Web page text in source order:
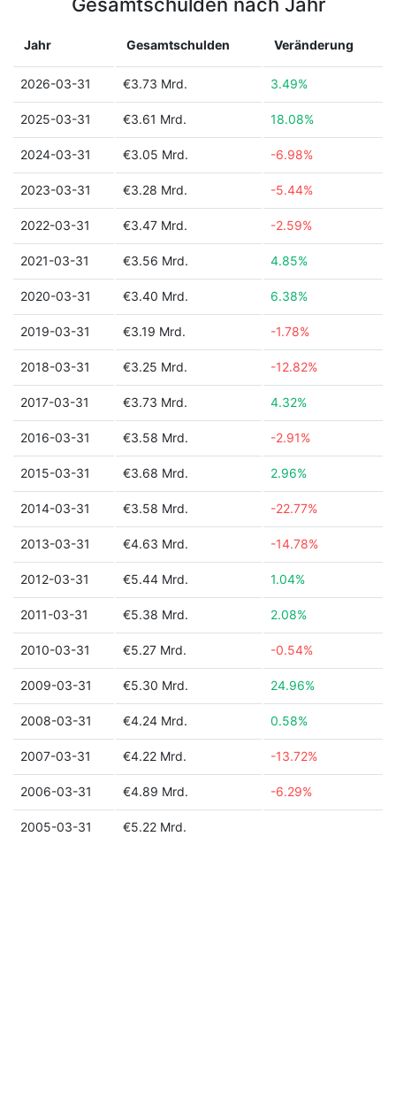
Jahr Gesamtschulden Veränderung
2026-03-31 €3.73 Mrd. 3.49%
2025-03-31 €3.61 Mrd. 18.08%
2024-03-31 €3.05 Mrd. -6.98%
2023-03-31 €3.28 Mrd. -5.44%
2022-03-31 €3.47 Mrd. -2.59%
2021-03-31 €3.56 Mrd. 4.85%
2020-03-31 €3.40 Mrd. 6.38%
2019-03-31 €3.19 Mrd. -1.78%
2018-03-31 €3.25 Mrd. -12.82%
2017-03-31 €3.73 Mrd. 4.32%
2016-03-31 €3.58 Mrd. -2.91%
2015-03-31 €3.68 Mrd. 2.96%
2014-03-31 €3.58 Mrd. -22.77%
2013-03-31 €4.63 Mrd. -14.78%
2012-03-31 €5.44 Mrd. 1.04%
2011-03-31 €5.38 Mrd. 2.08%
2010-03-31 €5.27 Mrd. -0.54%
2009-03-31 €5.30 Mrd. 24.96%
2008-03-31 €4.24 Mrd. 0.58%
2007-03-31 €4.22 Mrd. -13.72%
2006-03-31 €4.89 Mrd. -6.29%
2005-03-31 €5.22 Mrd.